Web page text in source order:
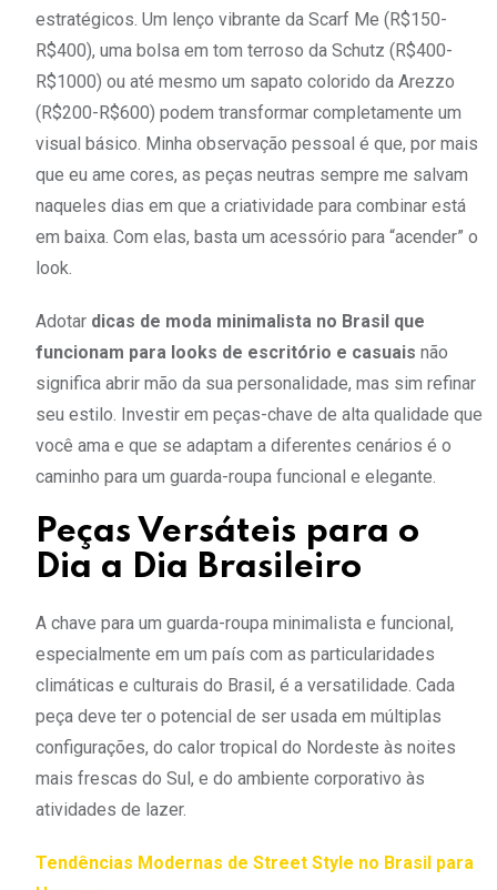
estratégicos. Um lenço vibrante da Scarf Me (R$150-
R$400), uma bolsa em tom terroso da Schutz (R$400-
R$1000) ou até mesmo um sapato colorido da Arezzo
(R$200-R$600) podem transformar completamente um
visual básico. Minha observação pessoal é que, por mais
que eu ame cores, as peças neutras sempre me salvam
naqueles dias em que a criatividade para combinar está
em baixa. Com elas, basta um acessório para “acender” o
look.
Adotar dicas de moda minimalista no Brasil que
funcionam para looks de escritório e casuais não
significa abrir mão da sua personalidade, mas sim refinar
seu estilo. Investir em peças-chave de alta qualidade que
você ama e que se adaptam a diferentes cenários é o
caminho para um guarda-roupa funcional e elegante.
Peças Versáteis para o
Dia a Dia Brasileiro
A chave para um guarda-roupa minimalista e funcional,
especialmente em um país com as particularidades
climáticas e culturais do Brasil, é a versatilidade. Cada
peça deve ter o potencial de ser usada em múltiplas
configurações, do calor tropical do Nordeste às noites
mais frescas do Sul, e do ambiente corporativo às
atividades de lazer.
Tendências Modernas de Street Style no Brasil para